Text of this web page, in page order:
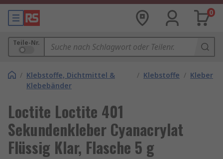
0
Teile-Nr.
/ Klebstoffe, Dichtmittel &
Klebebänder
/ Klebstoffe / Kleber
Loctite Loctite 401
Sekundenkleber Cyanacrylat
Flüssig Klar, Flasche 5 g